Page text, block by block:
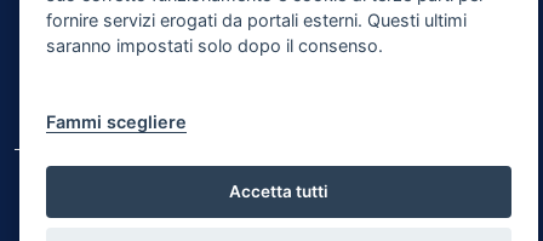
Privacy Policy
Map of the site
© Regione Puglia
fornire servizi erogati da portali esterni. Questi ultimi
saranno impostati solo dopo il consenso.
Fammi scegliere
Accetta tutti